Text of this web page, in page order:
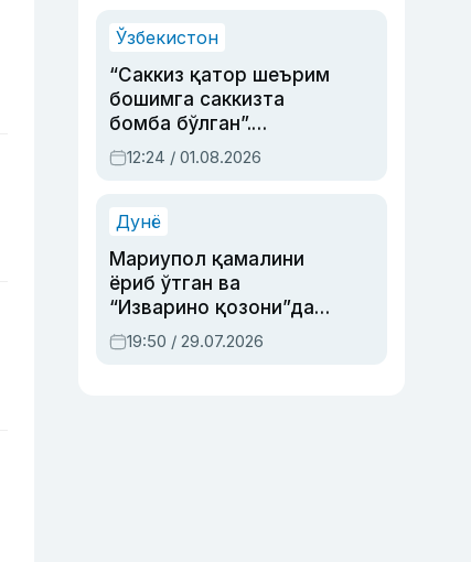
Ўзбекистон
“Саккиз қатор шеърим
бошимга саккизта
бомба бўлган”.
Абдулла Ориповни
сиёсий айбловлардан
12:24 / 01.08.2026
Дунё
Мариупол қамалини
ёриб ўтган ва
“Изварино қозони”дан
чиққан қаҳрамон —
Украина армияси бош
19:50 / 29.07.2026